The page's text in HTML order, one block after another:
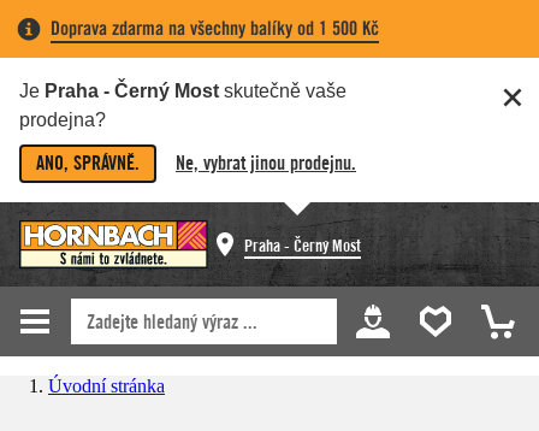
Doprava zdarma na všechny balíky od 1 500 Kč
Je Praha - Černý Most skutečně vaše
prodejna?
ANO, SPRÁVNĚ. Ne, vybrat jinou prodejnu.
Praha - Černý Most
Úvodní stránka